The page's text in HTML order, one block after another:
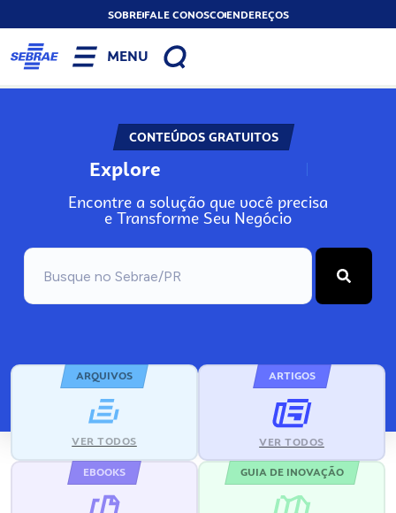
SOBREFALE CONOSCOENDEREÇOS
MENU
CONTEÚDOS GRATUITOS
Explore N
Encontre a solução que você precisa
e Transforme Seu Negócio
ARQUIVOS
VER TODOS
ARTIGOS
VER TODOS
EBOOKS GUIA DE INOVAÇÃO